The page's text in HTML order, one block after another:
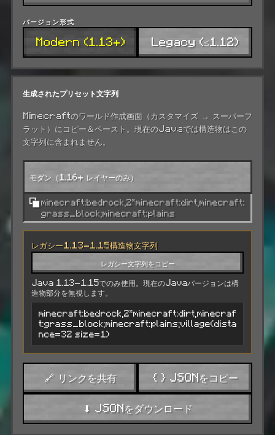
バージョン形式
Modern (1.13+) Legacy (≤1.12)
生成されたプリセット文字列
Minecraftのワールド作成画面（カスタマイズ → スーパーフ
ラット）にコピー＆ペースト。現在のJavaでは構造物はこの
文字列に含まれません。
モダン（1.16+ レイヤーのみ）
minecraft:bedrock,2*minecraft:dirt,minecraft:
grass_block;minecraft:plains
レガシー1.13-1.15構造物文字列
レガシー文字列をコピー
Java 1.13-1.15でのみ使用。現在のJavaバージョンは構
造物部分を無視します。
minecraft:bedrock,2*minecraft:dirt,minecraf
t:grass_block;minecraft:plains;village(dista
nce=32 size=1)
🔗 リンクを共有 { } JSONをコピー
⬇ JSONをダウンロード